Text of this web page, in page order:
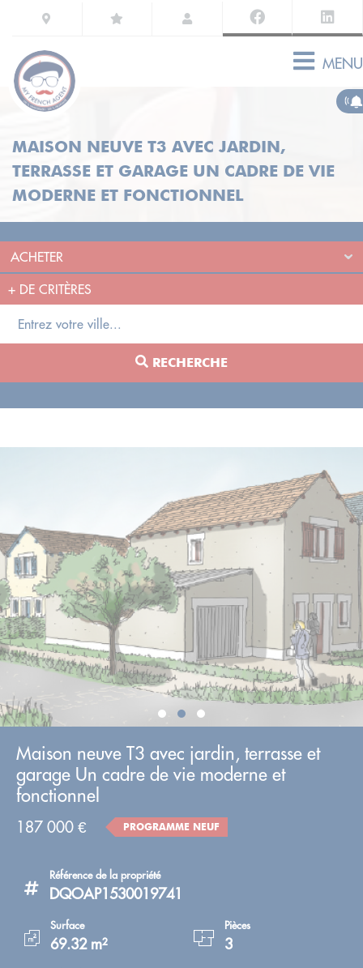
MENU
MAISON NEUVE T3 AVEC JARDIN,
TERRASSE ET GARAGE UN CADRE DE VIE
MODERNE ET FONCTIONNEL
+ DE CRITÈRES
RECHERCHE
Maison neuve T3 avec jardin, terrasse et
garage Un cadre de vie moderne et
fonctionnel
187 000 € PROGRAMME NEUF
Référence de la propriété
DQOAP1530019741
Surface
69.32 m²
Pièces
3